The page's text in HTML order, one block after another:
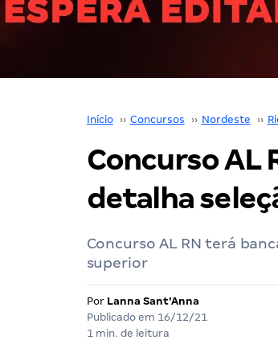
Início ›› Concursos ›› Nordeste ››
Concurso AL
detalha
Concurso AL RN terá
superior
Por Lanna Sant'Anna
Publicado em 16/12/21
1 min. de leitura